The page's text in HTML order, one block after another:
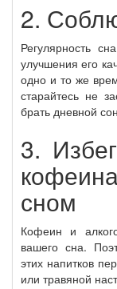
2.
Регулярность
улучшения его
одно и то же
старайтесь не
брать дневной
3.
сном
Кофеин и
вашего сна.
этих напитков
или травяной